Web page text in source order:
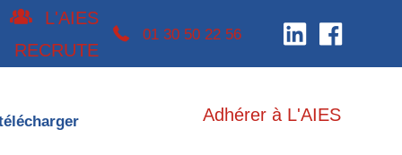
L'AIES
RECRUTE
téléphone 0130502256
01 30 50 22 56
Adhérer à L'AIES